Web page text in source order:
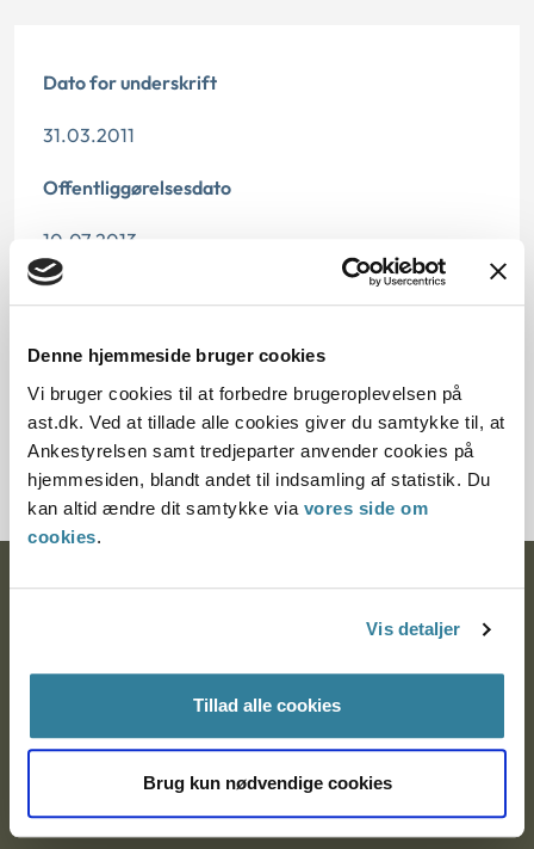
Denne hjemmeside bruger cookies
Vi bruger cookies til at forbedre brugeroplevelsen på
ast.dk. Ved at tillade alle cookies giver du samtykke til, at
Ankestyrelsen samt tredjeparter anvender cookies på
hjemmesiden, blandt andet til indsamling af statistik. Du
kan altid ændre dit samtykke via vores side om
cookies.
Vis detaljer
Tillad alle cookies
Brug kun nødvendige cookies
Dato for underskrift
31.03.2011
Offentliggørelsesdato
10.07.2013
Paragraf
§ 52 § 58
Journalnummer
4300095-10
Ankestyrelsen
Ankestyrelsen Aalborg